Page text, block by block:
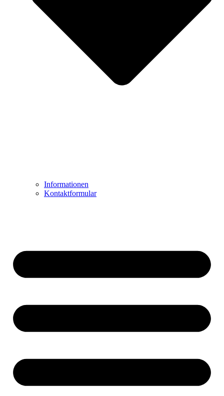
Informationen
Kontaktformular